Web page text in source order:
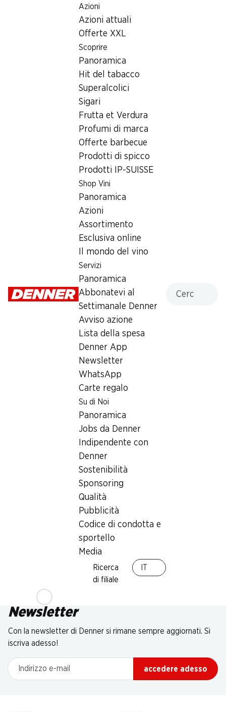
Azioni
Azioni attuali
Offerte XXL
Scoprire
Panoramica
Hit del tabacco
Superalcolici
Sigari
Frutta et Verdura
Profumi di marca
Offerte barbecue
Prodotti di spicco
Prodotti IP-SUISSE
Shop Vini
Panoramica
Azioni
Assortimento
Esclusiva online
Il mondo del vino
Servizi
Panoramica
Abbonatevi al
Settimanale Denner
Avviso azione
Lista della spesa
Denner App
Newsletter
WhatsApp
Carte regalo
Su di Noi
Panoramica
Jobs da Denner
Indipendente con
Denner
Sostenibilità
Sponsoring
Qualità
Pubblicità
Codice di condotta e
sportello
Media
Ricerca
di filiale
Ricerca di filiale
Filiale Denner Magdenauerstrasse 10, 9230 Flawil
9230 Flawil, EKZ
Magdenauerstrasse 10, 9230 Flawil
Orari di apertura
08:00 - 20:00
Prelievo di contanti con Post-Card / M-
Newsletter
Con la newsletter di Denner si rimane sempre aggiornati. Si
iscriva adesso!
Indirizzo e-mail
accedere adesso